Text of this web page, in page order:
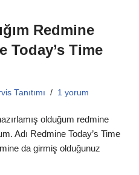
Redmine
Today’s Time
Tanıtımı 1 yorum
olduğum redmine
Adı Redmine Today’s Time
da girmiş olduğunuz